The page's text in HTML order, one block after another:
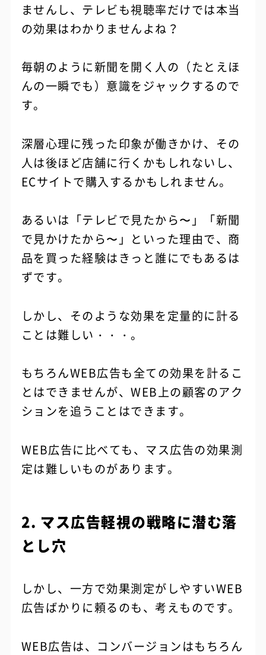
ませんし、テレビも視聴率だけでは本当
の効果はわかりませんよね？
毎朝のように新聞を開く人の（たとえほ
んの一瞬でも）意識をジャックするので
す。
深層心理に残った印象が働きかけ、その
人は後ほど店舗に行くかもしれないし、
ECサイトで購入するかもしれません。
あるいは「テレビで見たから〜」「新聞
で見かけたから〜」といった理由で、商
品を買った経験はきっと誰にでもあるは
ずです。
しかし、そのような効果を定量的に計る
ことは難しい・・・。
もちろんWEB広告も全ての効果を計るこ
とはできませんが、WEB上の顧客のアク
ションを追うことはできます。
WEB広告に比べても、マス広告の効果測
定は難しいものがあります。
2. マス広告軽視の戦略に潜む落
とし穴
しかし、一方で効果測定がしやすいWEB
広告ばかりに頼るのも、考えものです。
WEB広告は、コンバージョンはもちろん